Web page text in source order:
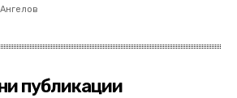
публикации